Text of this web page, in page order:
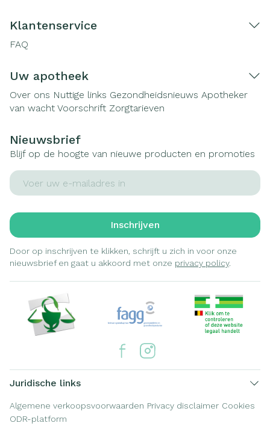
Klantenservice
FAQ
Uw apotheek
Over ons Nuttige links Gezondheidsnieuws Apotheker
van wacht Voorschrift Zorgtarieven
Nieuwsbrief
Blijf op de hoogte van nieuwe producten en promoties
E-mail adres
Inschrijven
Door op inschrijven te klikken, schrijft u zich in voor onze
nieuwsbrief en gaat u akkoord met onze privacy policy.
Juridische links
Algemene verkoopsvoorwaarden Privacy disclaimer Cookies
ODR-platform